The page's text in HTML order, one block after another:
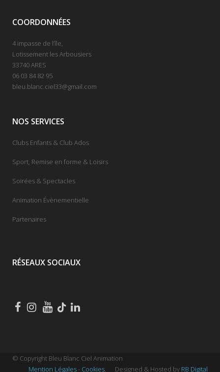
COORDONNÉES
4 impasse de l’île,
Lotissement les Arbousiers
33740 ARES
06 03 84 82 95
bleu.blanc.ciel33@gmail.com
NOS SERVICES
Clubs Enfants & Club Ados
Sport, Remise en forme & Loisirs
Soirées & Spectacles
Animation Évènementielle
Partenaires
RÉSEAUX SOCIAUX
© Copyright Bleu Blanc Ciel Animation
Mention Légales- Cookies. Designed & Hosted by RB Digital